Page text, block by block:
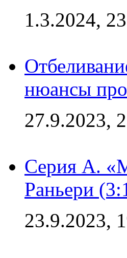
1.3.2024,
нюансы
27.9.2023,
Серия А.
Раньери
23.9.2023,